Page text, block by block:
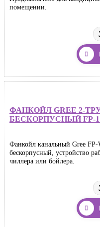
помещении.
ФАНКОЙЛ GREE 2-
БЕСКОРПУСНЫЙ FP-
Фанкойл канальный Gree
бескорпусный, устройство
чиллера или бойлера.